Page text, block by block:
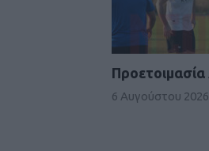
6 Αυγούστου